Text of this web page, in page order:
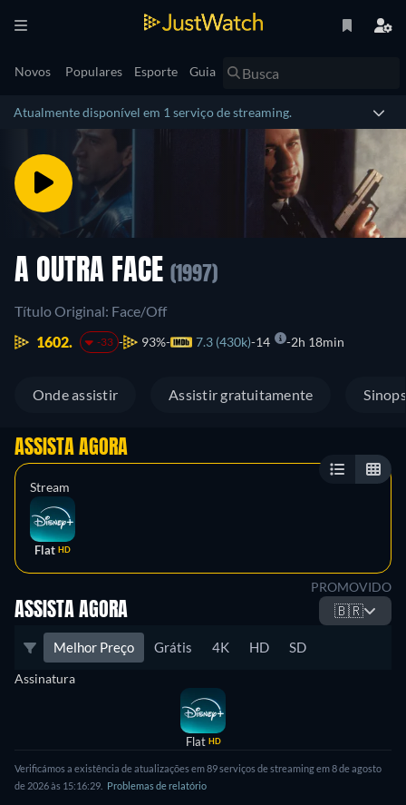
Novos Populares Esporte Guia
Atualmente disponível em 1 serviço de streaming.
A OUTRA FACE (1997)
Título Original: Face/Off
1602.
-33 93% 7.3 (430k) 14 2h 18min
Onde assistir Assistir gratuitamente
ASSISTA AGORA
Stream
Flat HD
PROMOVIDO
ASSISTA AGORA 🇧🇷
Melhor Preço Grátis 4K HD SD
Assinatura
Flat HD
Verificámos a existência de atualizações em 89 serviços de streaming em 8 de agosto
de 2026 às 15:16:29.
Problemas de relatório